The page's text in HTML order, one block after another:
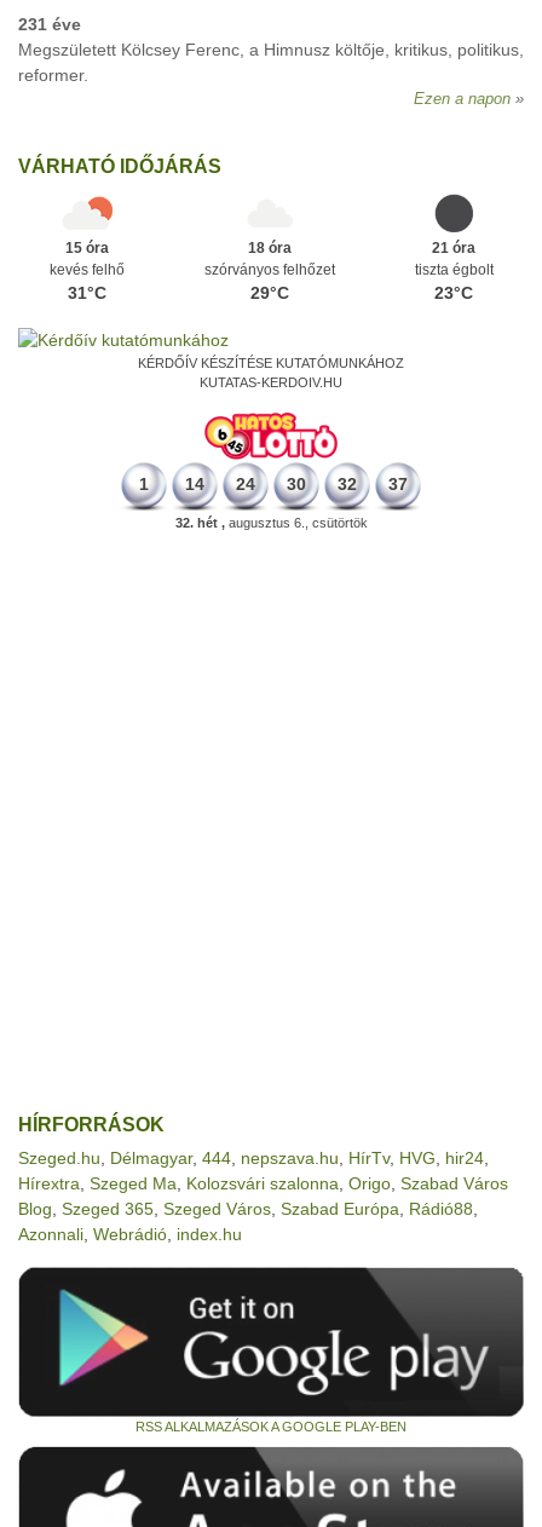
231 éve
Megszületett Kölcsey Ferenc, a Himnusz költője, kritikus, politikus,
reformer.
Ezen a napon
VÁRHATÓ IDŐJÁRÁS
15 óra
kevés felhő
31°C
18 óra
szórványos felhőzet
29°C
21 óra
tiszta égbolt
23°C
KÉRDŐÍV KÉSZÍTÉSE KUTATÓMUNKÁHOZ
KUTATAS-KERDOIV.HU
1 14 24 30 32 37
32. hét ,augusztus 6., csütörtök
HÍRFORRÁSOK
Szeged.hu Délmagyar, 444 nepszava.hu HírTv, HVG hir24
Hírextra Szeged Ma Kolozsvári szalonna Origo Szabad Város
Blog Szeged 365 Szeged Város Szabad Európa Rádió88
Azonnali Webrádió index.hu
RSS ALKALMAZÁSOK A GOOGLE PLAY-BEN